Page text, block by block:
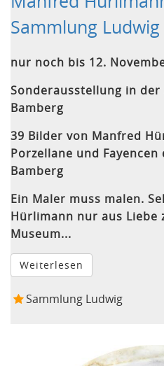
Sammlung
nur noch bis 12.
Sonderausstellung in der
Bamberg
39 Bilder von Manfred
Porzellane und
Bamberg
Ein Maler muss malen.
Hürlimann nur aus Liebe
Museum...
Weiterlesen
Sammlung Ludwig